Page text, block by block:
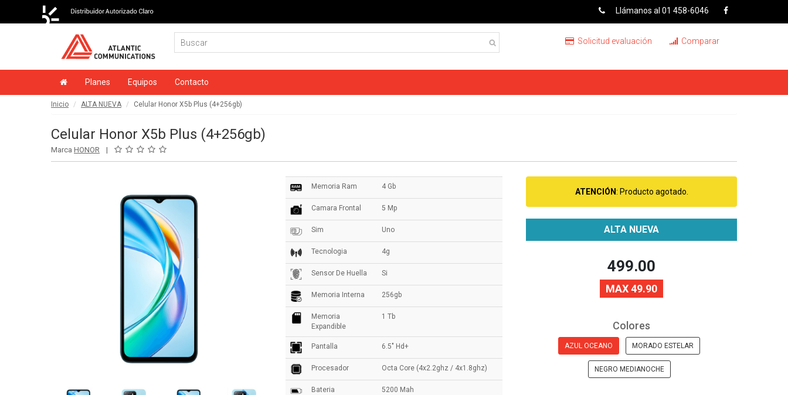
Llámanos al 01 458-6046
Solicitud evaluación Comparar
Planes Equipos Contacto
Inicio ALTA NUEVA Celular Honor X5b Plus (4+256gb)
Celular Honor X5b Plus (4+256gb)
Marca HONOR
Memoria Ram 4 Gb
Camara Frontal 5 Mp
Sim Uno
Tecnologia 4g
Sensor De Huella Si
Memoria Interna 256gb
Memoria
Expandible
1 Tb
Pantalla 6.5" Hd+
Procesador Octa Core (4x2.2ghz / 4x1.8ghz)
Bateria 5200 Mah
ATENCIÓN: Producto agotado.
ALTA NUEVA
499.00
MAX 49.90
Colores
AZUL OCEANO MORADO ESTELAR
NEGRO MEDIANOCHE